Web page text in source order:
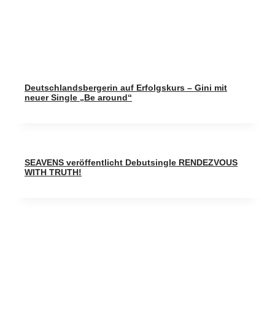
Deutschlandsbergerin auf Erfolgskurs – Gini mit
neuer Single „Be around“
SEAVENS veröffentlicht Debutsingle RENDEZVOUS
WITH TRUTH!